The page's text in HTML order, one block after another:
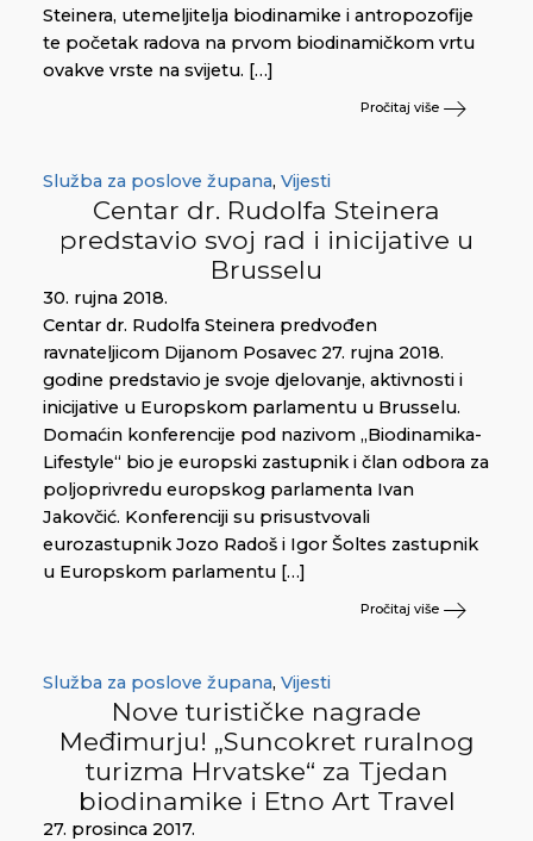
Steinera, utemeljitelja biodinamike i antropozofije
te početak radova na prvom biodinamičkom vrtu
ovakve vrste na svijetu. […]
Pročitaj više
Služba za poslove župana, Vijesti
Centar dr. Rudolfa Steinera
predstavio svoj rad i inicijative u
Brusselu
30. rujna 2018.
Centar dr. Rudolfa Steinera predvođen
ravnateljicom Dijanom Posavec 27. rujna 2018.
godine predstavio je svoje djelovanje, aktivnosti i
inicijative u Europskom parlamentu u Brusselu.
Domaćin konferencije pod nazivom „Biodinamika-
Lifestyle“ bio je europski zastupnik i član odbora za
poljoprivredu europskog parlamenta Ivan
Jakovčić. Konferenciji su prisustvovali
eurozastupnik Jozo Radoš i Igor Šoltes zastupnik
u Europskom parlamentu […]
Pročitaj više
Služba za poslove župana, Vijesti
Nove turističke nagrade
Međimurju! „Suncokret ruralnog
turizma Hrvatske“ za Tjedan
biodinamike i Etno Art Travel
27. prosinca 2017.